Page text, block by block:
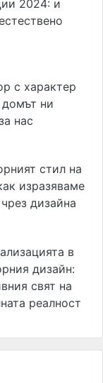
2024: и
с характер
ни
нас
стил на
изразяваме
дизайна
в
дизайн:
свят на
реалност